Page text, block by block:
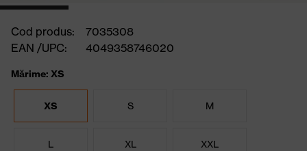
Cod produs:
7035308
EAN /UPC:
4049358746020
Mărime: XS
XS S M
L XL XXL